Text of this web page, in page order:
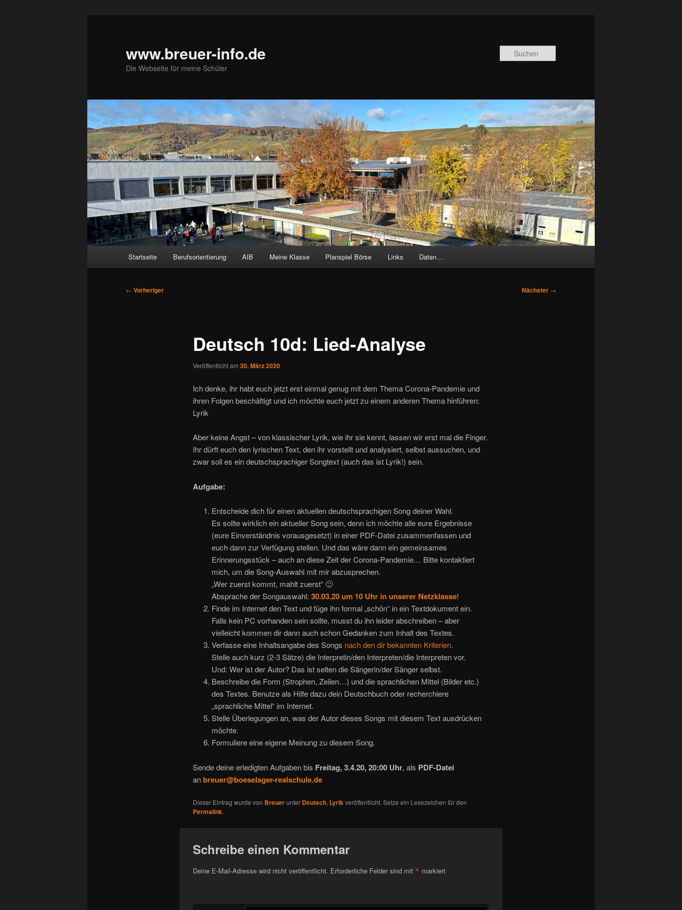
www.breuer-info.de
Die Webseite für meine Schüler
Startseite Berufsorientierung AIB Meine Klasse Planspiel Börse Links Daten…
Beitragsnavigation
← Vorheriger Nächster →
Deutsch 10d: Lied-Analyse
Veröffentlicht am 30. März 2020
Ich denke, ihr habt euch jetzt erst einmal genug mit dem Thema Corona-Pandemie und
ihren Folgen beschäftigt und ich möchte euch jetzt zu einem anderen Thema hinführen:
Lyrik
Aber keine Angst – von klassischer Lyrik, wie ihr sie kennt, lassen wir erst mal die Finger.
Ihr dürft euch den lyrischen Text, den ihr vorstellt und analysiert, selbst aussuchen, und
zwar soll es ein deutschsprachiger Songtext (auch das ist Lyrik!) sein.
Aufgabe:
Entscheide dich für einen aktuellen deutschsprachigen Song deiner Wahl.
Es sollte wirklich ein aktueller Song sein, denn ich möchte alle eure Ergebnisse
(eure Einverständnis vorausgesetzt) in einer PDF-Datei zusammenfassen und
euch dann zur Verfügung stellen. Und das wäre dann ein gemeinsames
Erinnerungsstück – auch an diese Zeit der Corona-Pandemie… Bitte kontaktiert
mich, um die Song-Auswahl mit mir abzusprechen.
„Wer zuerst kommt, mahlt zuerst“ 🙂
Absprache der Songauswahl:30.03.20 um 10 Uhr in unserer Netzklasse!
Finde im Internet den Text und füge ihn formal „schön“ in ein Textdokument ein.
Falls kein PC vorhanden sein sollte, musst du ihn leider abschreiben – aber
vielleicht kommen dir dann auch schon Gedanken zum Inhalt des Textes.
Verfasse eine Inhaltsangabe des Songs nach den dir bekannten Kriterien.
Stelle auch kurz (2-3 Sätze) die Interpretin/den Interpreten/die Interpreten vor.
Und: Wer ist der Autor? Das ist selten die Sängerin/der Sänger selbst.
Beschreibe die Form (Strophen, Zeilen…) und die sprachlichen Mittel (Bilder etc.)
des Textes. Benutze als Hilfe dazu dein Deutschbuch oder recherchiere
„sprachliche Mittel“ im Internet.
Stelle Überlegungen an, was der Autor dieses Songs mit diesem Text ausdrücken
möchte.
Formuliere eine eigene Meinung zu diesem Song.
Sende deine erledigten Aufgaben bis Freitag, 3.4.20, 20:00 Uhr, als PDF-Datei
anbreuer@boeselager-realschule.de
Dieser Eintrag wurde von Breuerunter Deutsch, Lyrikveröffentlicht. Setze ein Lesezeichen für den
Permalink.
Schreibe einen Kommentar
Deine E-Mail-Adresse wird nicht veröffentlicht. Erforderliche Felder sind mit * markiert